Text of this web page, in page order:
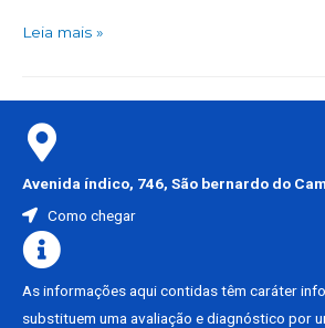
Leia mais »
Avenida índico, 746, São bernardo do
Como chegar
As informações aqui contidas têm caráter
substituem uma avaliação e diagnóstico por